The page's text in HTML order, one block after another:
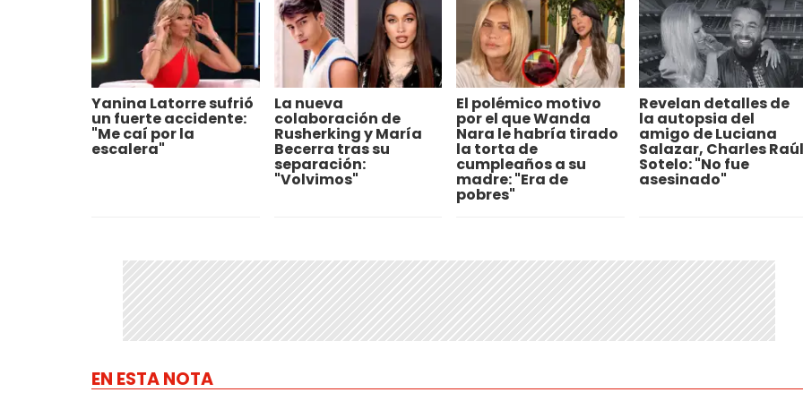
Yanina Latorre sufrió
un fuerte accidente:
"Me caí por la
escalera"
La nueva
colaboración de
Rusherking y María
Becerra tras su
separación:
"Volvimos"
El polémico motivo
por el que Wanda
Nara le habría tirado
la torta de
cumpleaños a su
madre: "Era de
pobres"
Revelan detalles de
la autopsia del
amigo de Luciana
Salazar, Charles Raúl
Sotelo: "No fue
asesinado"
EN ESTA NOTA